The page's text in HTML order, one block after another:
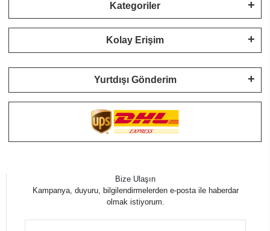
Kategoriler
Kolay Erişim
Yurtdışı Gönderim
Bize Ulaşın
Kampanya, duyuru, bilgilendirmelerden e-posta ile haberdar
olmak istiyorum.